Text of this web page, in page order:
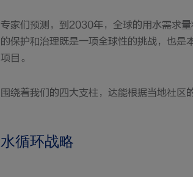
专家们预测，到2030年，全球的用水需求
的保护和治理既是一项全球性的挑战，也是
项目。
围绕着我们的四大支柱，达能根据当地社区
水循环战略